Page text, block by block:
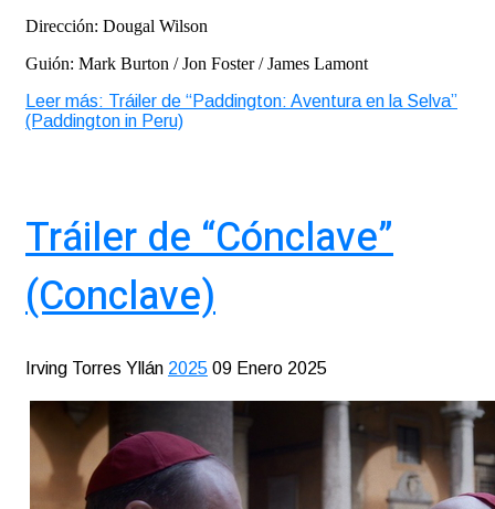
Dirección: Dougal Wilson
Guión: Mark Burton / Jon Foster / James Lamont
Leer más: Tráiler de “Paddington: Aventura en la Selva”
(Paddington in Peru)
Tráiler de “Cónclave”
(Conclave)
Irving Torres Yllán 2025 09 Enero 2025